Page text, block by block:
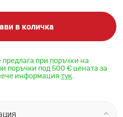
в количка
предлага при поръчки на
поръчки под 500 € цената за
информация тук.